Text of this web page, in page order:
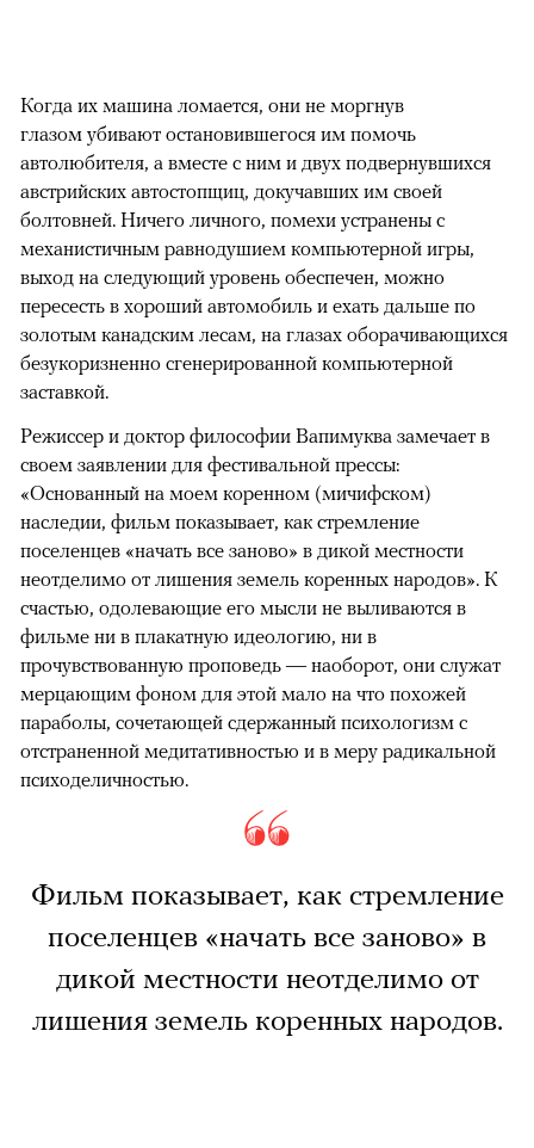
Когда их машина ломается, они не моргнув
глазом убивают остановившегося им помочь
автолюбителя, а вместе с ним и двух подвернувшихся
австрийских автостопщиц, докучавших им своей
болтовней. Ничего личного, помехи устранены с
механистичным равнодушием компьютерной игры,
выход на следующий уровень обеспечен, можно
пересесть в хороший автомобиль и ехать дальше по
золотым канадским лесам, на глазах оборачивающихся
безукоризненно сгенерированной компьютерной
заставкой.
Режиссер и доктор философии Вапимуква замечает в
своем заявлении для фестивальной прессы:
«Основанный на моем коренном (мичифском)
наследии, фильм показывает, как стремление
поселенцев «начать все заново» в дикой местности
неотделимо от лишения земель коренных народов». К
счастью, одолевающие его мысли не выливаются в
фильме ни в плакатную идеологию, ни в
прочувствованную проповедь — наоборот, они служат
мерцающим фоном для этой мало на что похожей
параболы, сочетающей сдержанный психологизм с
отстраненной медитативностью и в меру радикальной
психоделичностью.
Фильм показывает, как стремление
поселенцев «начать все заново» в
дикой местности неотделимо от
лишения земель коренных народов.